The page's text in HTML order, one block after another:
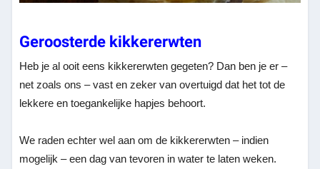
Geroosterde kikkererwten
Heb je al ooit eens kikkererwten gegeten? Dan ben je er –
net zoals ons – vast en zeker van overtuigd dat het tot de
lekkere en toegankelijke hapjes behoort.
We raden echter wel aan om de kikkererwten – indien
mogelijk – een dag van tevoren in water te laten weken.